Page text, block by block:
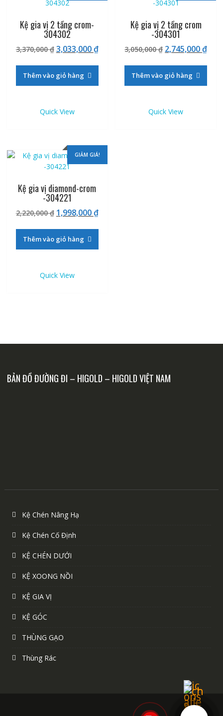
Kệ gia vị 2 tầng crom-
304302
3,370,000₫ Giá
là:
3,370,000 ₫.
3,033,000₫Giá
Thêm vào giỏ hàng
Quick View
Kệ gia vị 2 tầng crom
-304301
3,050,000₫ Giá
là:
3,050,000 ₫.
2,745,000₫Giá
Thêm vào giỏ hàng
Quick View
GIẢM GIÁ!
Kệ gia vị diamond-crom
-304221
2,220,000₫ Giá
là:
2,220,000 ₫.
1,998,000₫Giá
Thêm vào giỏ hàng
Quick View
BẢN ĐỒ ĐƯỜNG ĐI – HIGOLD – HIGOLD VIỆT NAM
Kệ Chén Nâng Hạ
Kệ Chén Cố Định
KỆ CHÉN DƯỚI
KỆ XOONG NỒI
KỆ GIA VỊ
KỆ GÓC
THÙNG GẠO
Thùng Rác